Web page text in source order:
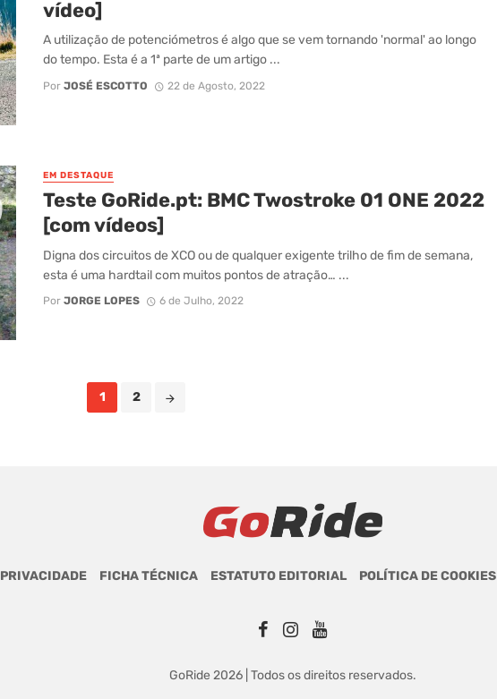
vídeo]
A utilização de potenciómetros é algo que se vem tornando 'normal' ao longo
do tempo. Esta é a 1ª parte de um artigo ...
Por JOSÉ ESCOTTO 22 de Agosto, 2022
EM DESTAQUE
Teste GoRide.pt: BMC Twostroke 01 ONE 2022
[com vídeos]
Digna dos circuitos de XCO ou de qualquer exigente trilho de fim de semana,
esta é uma hardtail com muitos pontos de atração… ...
Por JORGE LOPES 6 de Julho, 2022
1 2
PRIVACIDADE FICHA TÉCNICA ESTATUTO EDITORIAL POLÍTICA DE COOKIES
GoRide 2026 | Todos os direitos reservados.